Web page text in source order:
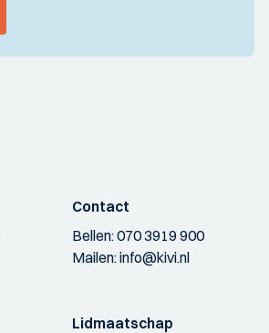
Contact
Bellen:070 3919 900
Mailen:info@kivi.nl
Lidmaatschap